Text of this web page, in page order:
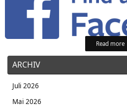
Read more
ARCHIV
Juli 2026
Mai 2026